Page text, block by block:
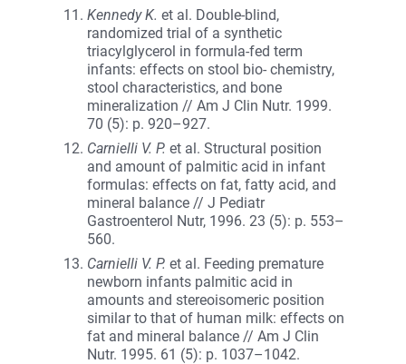
Kennedy K. et al. Double-blind,
randomized trial of a synthetic
triacylglycerol in formula-fed term
infants: effects on stool bio- chemistry,
stool characteristics, and bone
mineralization // Am J Clin Nutr. 1999.
70 (5): p. 920–927.
Carnielli V. P. et al. Structural position
and amount of palmitic acid in infant
formulas: effects on fat, fatty acid, and
mineral balance // J Pediatr
Gastroenterol Nutr, 1996. 23 (5): p. 553–
560.
Carnielli V. P. et al. Feeding premature
newborn infants palmitic acid in
amounts and stereoisomeric position
similar to that of human milk: effects on
fat and mineral balance // Am J Clin
Nutr. 1995. 61 (5): p. 1037–1042.